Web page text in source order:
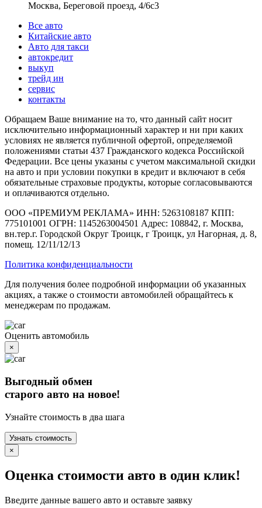
Москва, Береговой проезд, 4/6с3
Все авто
Китайские авто
Авто для такси
автокредит
выкуп
трейд ин
сервис
контакты
Обращаем Ваше внимание на то, что данный сайт носит
исключительно информационный характер и ни при каких
условиях не является публичной офертой, определяемой
положениями статьи 437 Гражданского кодекса Российской
Федерации. Все цены указаны с учетом максимальной скидки
на авто и при условии покупки в кредит и включают в себя
обязательные страховые продукты, которые согласовываются
и оплачиваются отдельно.
ООО «ПРЕМИУМ РЕКЛАМА» ИНН: 5263108187 КПП:
775101001 ОГРН: 1145263004501 Адрес: 108842, г. Москва,
вн.тер.г. Городской Округ Троицк, г Троицк, ул Нагорная, д. 8,
помещ. 12/11/12/13
Политика конфиденциальности
Для получения более подробной информации об указанных
акциях, а также о стоимости автомобилей обращайтесь к
менеджерам по продажам.
Оценить автомобиль
×
Выгодный обмен
старого авто на новое!
Узнайте стоимость в два шага
Узнать стоимость
×
Оценка стоимости авто в один клик!
Введите данные вашего авто и оставьте заявку